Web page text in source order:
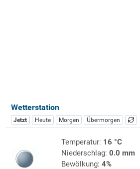
Wetterstation
Jetzt Heute Morgen Übermorgen
Temperatur: 16 °C
Niederschlag: 0.0 mm
Bewölkung: 4%